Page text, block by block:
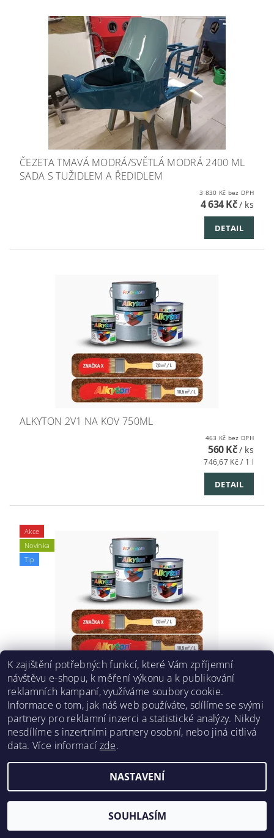
ČEZETA TMAVÁ MODRÁ/SVĚTLÁ MODRÁ 2400 ML
SADA S TUŽIDLEM A ŘEDIDLEM
3 830 Kč bez DPH
4 634 Kč/ ks
DETAIL
ALKYTON 2V1 NA KOV 750ML
463 Kč bez DPH
560 Kč/ ks
746,67 Kč / 1 l
DETAIL
Akce
Novinka
Tip
ALKYTON 2V1 NA KOV 250ML
260 Kč/ ks
1 040 Kč / 1 l
K zajištění potřebných funkcí, které Vám zpříjemní
návštěvu e-shopu, k měření výkonu a k publikování
reklamních kampaní, využíváme soubory cookie.
Informace o tom, jak náš web používáte, sdílíme se svými
partnery pro reklamní inzerci a statistické analýzy. Nikdy
nesdílíme s inzertními partnery osobní, nebo jiná citlivá
data. Více informací zde.
NASTAVENÍ
SOUHLASÍM